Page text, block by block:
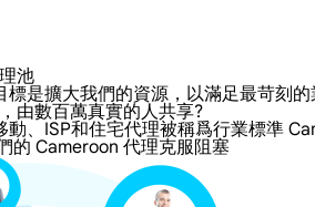
池
標是擴大我們的資源，以滿足最苛刻
由數百萬真實的人共享?
動、ISP和住宅代理被稱爲行業標準
的 Cameroon 代理克服阻塞